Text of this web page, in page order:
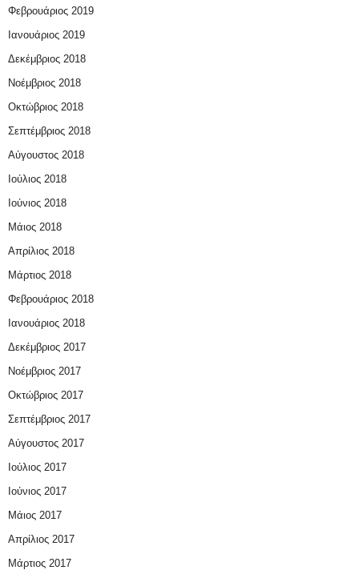
Φεβρουάριος 2019
Ιανουάριος 2019
Δεκέμβριος 2018
Νοέμβριος 2018
Οκτώβριος 2018
Σεπτέμβριος 2018
Αύγουστος 2018
Ιούλιος 2018
Ιούνιος 2018
Μάιος 2018
Απρίλιος 2018
Μάρτιος 2018
Φεβρουάριος 2018
Ιανουάριος 2018
Δεκέμβριος 2017
Νοέμβριος 2017
Οκτώβριος 2017
Σεπτέμβριος 2017
Αύγουστος 2017
Ιούλιος 2017
Ιούνιος 2017
Μάιος 2017
Απρίλιος 2017
Μάρτιος 2017